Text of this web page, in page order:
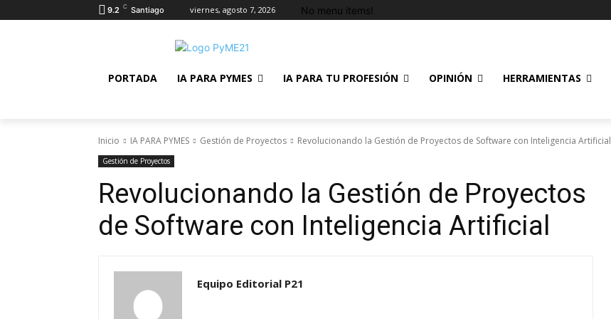
9.2 C Santiago viernes, agosto 7, 2026 No menu items!
PORTADA IA PARA PYMES IA PARA TU PROFESIÓN OPINIÓN HERRAMIENTAS
Inicio IA PARA PYMES Gestión de Proyectos Revolucionando la Gestión de Proyectos de Software con Inteligencia Artificial
Gestión de Proyectos
Revolucionando la Gestión de Proyectos
de Software con Inteligencia Artificial
Equipo Editorial P21